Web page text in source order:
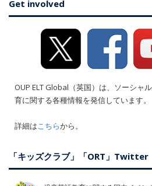
Get involved
OUP ELT Global（英国）は、ソーシャ
育に関する各種情報を発信しています。
詳細はこちらから。
「キッズクラブ」「ORT」Twitter